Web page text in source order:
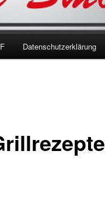
Datenschutzerklärung